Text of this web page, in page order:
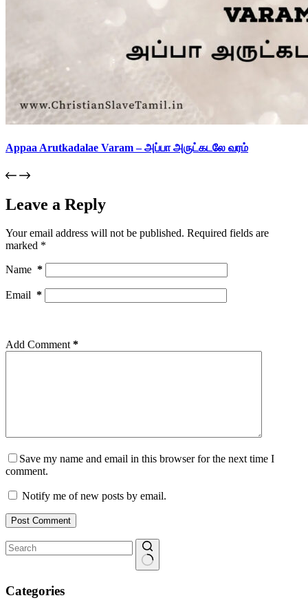
Appaa Arutkadalae Varam – அப்பா அருட்கடலே வரம்
Leave a Reply
Your email address will not be published. Required fields are
marked *
Name *
Email *
Add Comment*
Save my name and email in this browser for the next time I
comment.
Notify me of new posts by email.
Post Comment
results
Categories